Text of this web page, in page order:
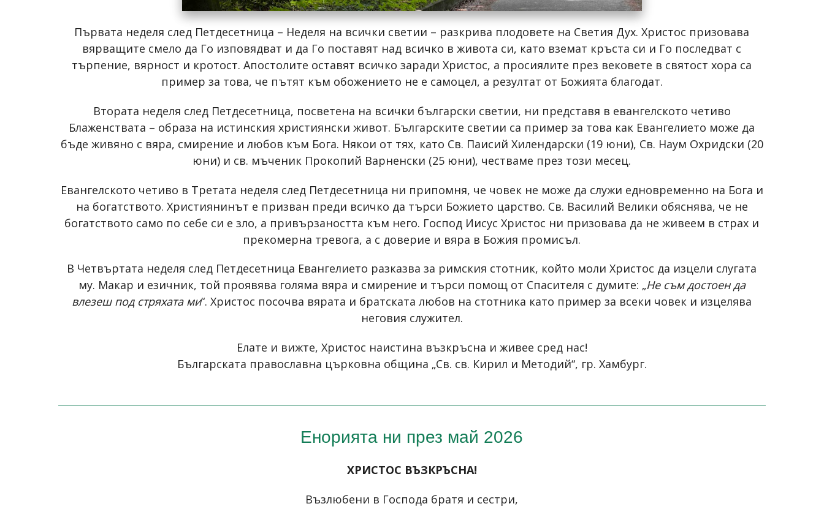
Първата неделя след Петдесетница – Неделя на всички светии – разкрива плодовете на Светия Дух. Христос призовава
вярващите смело да Го изповядват и да Го поставят над всичко в живота си, като вземат кръста си и Го последват с
търпение, вярност и кротост. Апостолите оставят всичко заради Христос, а просиялите през вековете в святост хора са
пример за това, че пътят към обожението не е самоцел, а резултат от Божията благодат.
Втората неделя след Петдесетница, посветена на всички български светии, ни представя в евангелското четиво
Блаженствата – образа на истинския християнски живот. Българските светии са пример за това как Евангелието може да
бъде живяно с вяра, смирение и любов към Бога. Някои от тях, като Св. Паисий Хилендарски (19 юни), Св. Наум Охридски (20
юни) и св. мъченик Прокопий Варненски (25 юни), честваме през този месец.
Евангелското четиво в Третата неделя след Петдесетница ни припомня, че човек не може да служи едновременно на Бога и
на богатството. Християнинът е призван преди всичко да търси Божието царство. Св. Василий Велики обяснява, че не
богатството само по себе си е зло, а привързаността към него. Господ Иисус Христос ни призовава да не живеем в страх и
прекомерна тревога, а с доверие и вяра в Божия промисъл.
В Четвъртата неделя след Петдесетница Евангелието разказва за римския стотник, който моли Христос да изцели слугата
му. Макар и езичник, той проявява голяма вяра и смирение и търси помощ от Спасителя с думите: „Не съм достоен да
влезеш под стряхата ми“. Христос посочва вярата и братската любов на стотника като пример за всеки човек и изцелява
неговия служител.
Елате и вижте, Христос наистина възкръсна и живее сред нас!
Българската православна църковна община „Св. св. Кирил и Методий“, гр. Хамбург.
Енорията ни през май 2026
ХРИСТОС ВЪЗКРЪСНА!
Възлюбени в Господа братя и сестри,